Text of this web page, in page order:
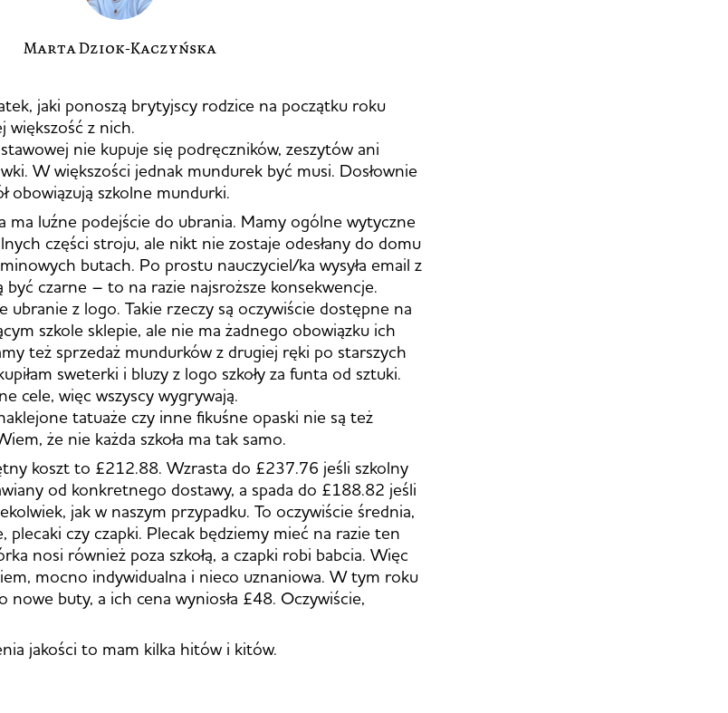
Marta Dziok-Kaczyńska
jaki ponoszą brytyjscy rodzice na początku roku
większość z nich.
nie kupuje się podręczników, zeszytów ani
W większości jednak mundurek być musi. Dosłownie
obowiązują szkolne mundurki.
ma luźne podejście do ubrania. Mamy ogólne wytyczne
części stroju, ale nikt nie zostaje odesłany do domu
butach. Po prostu nauczyciel/ka wysyła email z
czarne – to na razie najsroższe konsekwencje.
ubranie z logo. Takie rzeczy są oczywiście dostępne na
szkole sklepie, ale nie ma żadnego obowiązku ich
też sprzedaż mundurków z drugiej ręki po starszych
sweterki i bluzy z logo szkoły za funta od sztuki.
cele, więc wszyscy wygrywają.
tatuaże czy inne fikuśne opaski nie są też
że nie każda szkoła ma tak samo.
koszt to £212.88. Wzrasta do £237.76 jeśli szkolny
od konkretnego dostawy, a spada do £188.82 jeśli
jak w naszym przypadku. To oczywiście średnia,
plecaki czy czapki. Plecak będziemy mieć na razie ten
nosi również poza szkołą, a czapki robi babcia. Więc
mocno indywidualna i nieco uznaniowa. W tym roku
nowe buty, a ich cena wyniosła £48. Oczywiście,
jakości to mam kilka hitów i kitów.